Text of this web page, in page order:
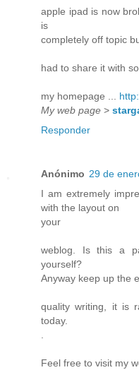
apple ipad is now
is
completely off topic
had to share it with
my homepage ...
My web page >
Responder
Anónimo 29 de
I am extremely
with the layout on
your
weblog. Is this a
yourself?
Anyway keep up the
quality writing, it is
today.
Feel free to visit my